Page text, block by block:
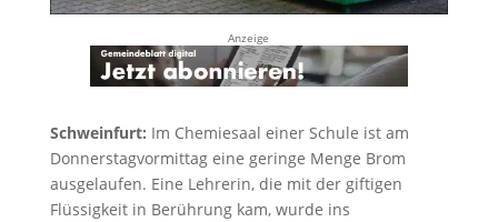
Anzeige
Schweinfurt: Im Chemiesaal einer Schule ist am
Donnerstagvormittag eine geringe Menge Brom
ausgelaufen. Eine Lehrerin, die mit der giftigen
Flüssigkeit in Berührung kam, wurde ins